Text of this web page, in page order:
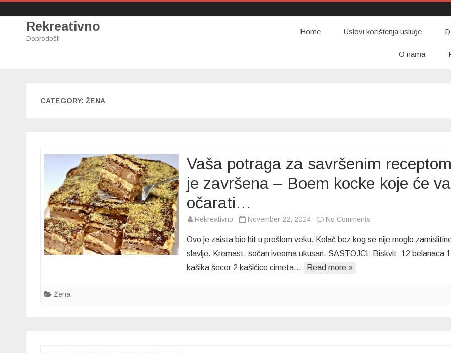
Rekreativno
Dobrodošli
Home Uslovi korištenja usluge
O nama
CATEGORY: ŽENA
Vaša potraga za savršenim receptom
je završena – Boem kocke koje će
očarati…
Rekreativno November 22, 2024 No Comments
potraga
za
Ovo je zaista bio hit u prošlom veku. Kolač bez kog se nije moglo
slavlje. Kremast, sočan iveoma ukusan. SASTOJCI: Biskvit: 12 belanaca
kašika šecer 2 kašičice cimeta…
Read more »
Žena